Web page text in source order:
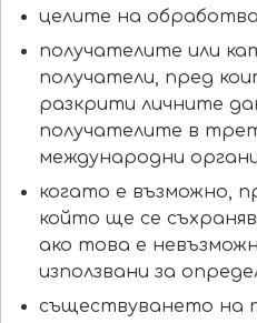
целите на
получателите или
получатели, пред
разкрити личните
получателите в
международни
когато е възможно,
който ще се
ако това е
използвани за
съществуването на